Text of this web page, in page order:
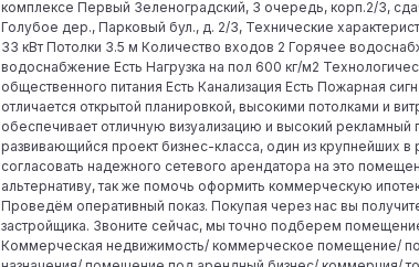
комплексе Первый Зеленоградский, 3 очередь, корп.2/3,
Голубое дер., Парковый бул., д. 2/3, Технические
33 кВт Потолки 3.5 м Количество входов 2 Горячее
водоснабжение Есть Нагрузка на пол 600 кг/м2
общественного питания Есть Канализация Есть Пожарная
отличается открытой планировкой, высокими потолками и
обеспечивает отличную визуализацию и высокий рекламный
развивающийся проект бизнес-класса, один из крупнейших
согласовать надежного сетевого арендатора на это
альтернативу, так же помочь оформить коммерческую
Проведём оперативный показ. Покупая через нас вы
застройщика. Звоните сейчас, мы точно подберем
Коммерческая недвижимость/ коммерческое помещение/